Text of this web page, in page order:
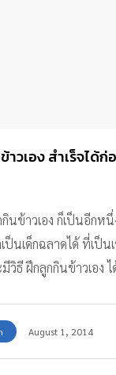
วเอง สำเร็จได้ก่
นข้าวเอง ก็เป็นอีกหนึ่
ป็นเด็กฉลาดได้ ที่เป็น
วิธี ฝึกลูกกินข้าวเอง ไ
August 1, 2014